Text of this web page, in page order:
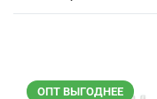
ОПТ ВЫГОДНЕЕ